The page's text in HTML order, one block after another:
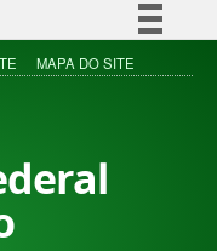
Simplifique!
à informação
MAPA DO SITE